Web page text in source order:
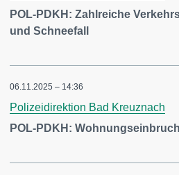
POL-PDKH: Zahlreiche
und Schneefall
06.11.2025 – 14:36
Polizeidirektion Bad Kreuznach
POL-PDKH: